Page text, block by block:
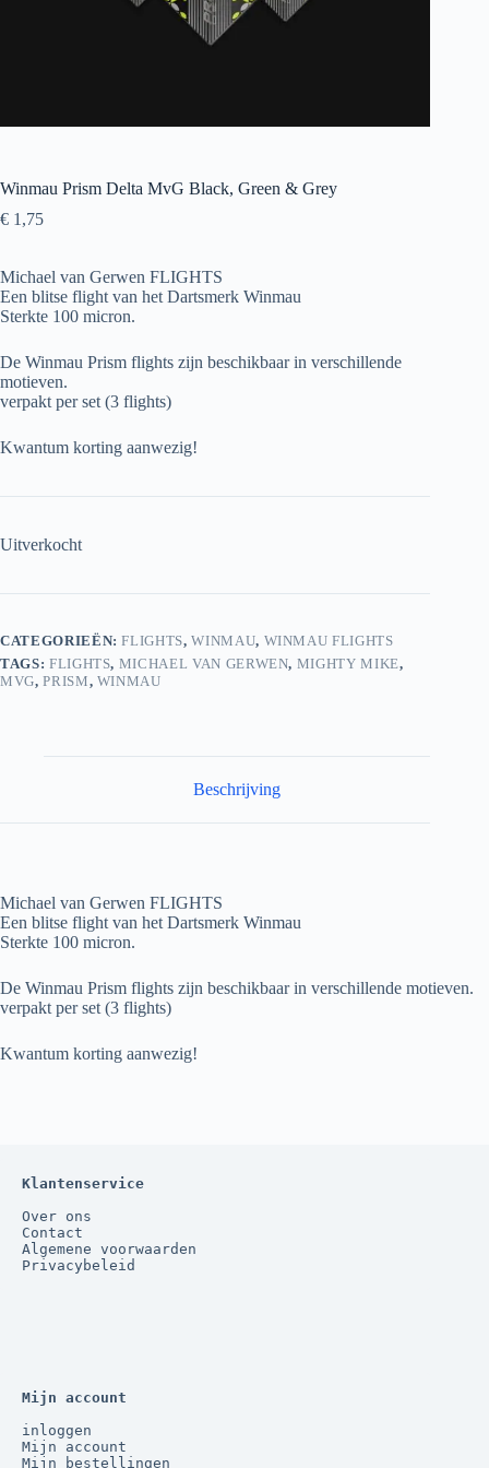
Winmau Prism Delta MvG Black, Green & Grey
€ 1,75
Michael van Gerwen FLIGHTS
Een blitse flight van het Dartsmerk Winmau
Sterkte 100 micron.
De Winmau Prism flights zijn beschikbaar in verschillende
motieven.
verpakt per set (3 flights)
Kwantum korting aanwezig!
Uitverkocht
CATEGORIEËN:FLIGHTS,WINMAU, WINMAU FLIGHTS
TAGS: FLIGHTS, MICHAEL VAN GERWEN, MIGHTY MIKE,
MVG,PRISM, WINMAU
Beschrijving
Michael van Gerwen FLIGHTS
Een blitse flight van het Dartsmerk Winmau
Sterkte 100 micron.
De Winmau Prism flights zijn beschikbaar in verschillende motieven.
verpakt per set (3 flights)
Kwantum korting aanwezig!
Klantenservice
Over ons
Contact
Algemene voorwaarden
Privacybeleid
Mijn account
inloggen
Mijn account
Mijn bestellingen